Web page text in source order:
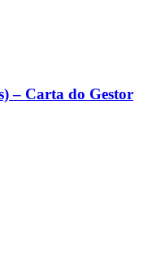
– Carta do Gestor